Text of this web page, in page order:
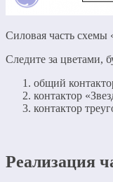
Силовая часть схемы
Следите за цветами,
общий
контактор
контактор
Реализация